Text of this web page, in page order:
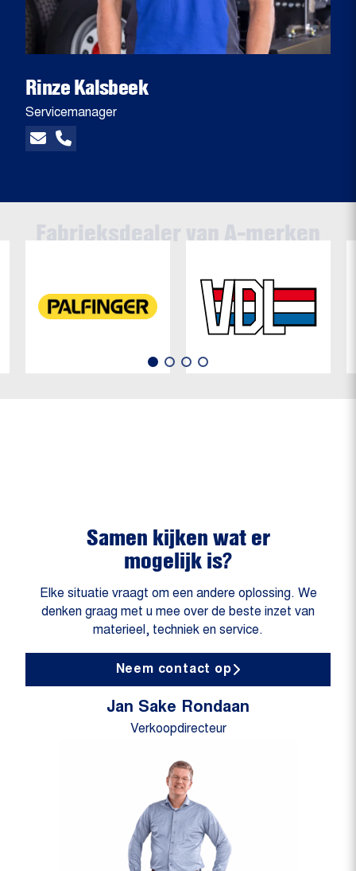
Rinze Kalsbeek
Servicemanager
Samen kijken wat er
mogelijk is?
Elke situatie vraagt om een andere oplossing. We
denken graag met u mee over de beste inzet van
materieel, techniek en service.
Neem contact op
Jan Sake Rondaan
Verkoopdirecteur